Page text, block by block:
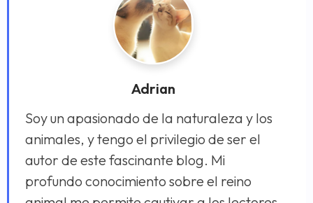
Adrian
Soy un apasionado de la naturaleza y los
animales, y tengo el privilegio de ser el
autor de este fascinante blog. Mi
profundo conocimiento sobre el reino